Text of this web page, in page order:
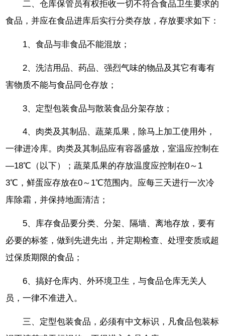
二、仓库保管员有权拒收一切不符合食品卫生要求的
食品，并应在食品进库后实行分类存放，存放要求如下：
1、食品与非食品不能混放；
2、洗洁用品、药品、强烈气味的物品及其它有毒有
害物质不能与食品同仓存放；
3、定型包装食品与散装食品分架存放；
4、肉类及其制品、蔬菜瓜果，除马上加工使用外，
一律进冷库。肉类及其制品应有容器盛放，室温应控制在
—18℃（以下）；蔬菜瓜果的存放温度应控制在0～1
3℃，鲜蛋应存放在0～1℃范围内。应每三天进行一次冷
库除霜，并保持地面清洁；
5、库存食品要分类、分架、隔墙、离地存放，要有
必要的标签，做到先进先出，并定期检查、处理变质或超
过保质期限的食品；
6、搞好仓库内、外环境卫生，与食品仓库无关人
员，一律不准进入。
三、定型包装食品，必须有中文标识，凡食品包装标